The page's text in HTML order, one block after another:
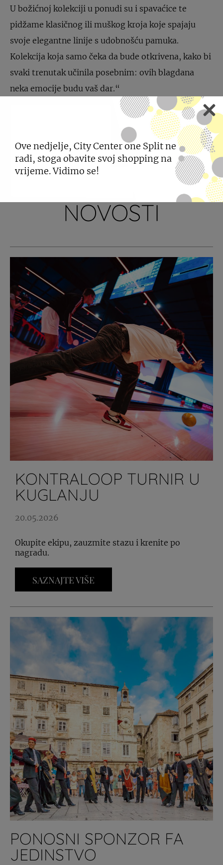
U božićnoj kolekciji u ponudi su i spavaćice te
pidžame klasičnog ili muškog kroja koje spajaju
svoje elegantne linije s udobnošću pamuka.
Kolekcija koja samo čeka da bude otkrivena, kako bi
svaki trenutak učinila posebnim: ovih blagdana
neka emocije budu vaš dar.“
PODIJELI
POGLEDAJTE JOŠ
NOVOSTI
KONTRALOOP TURNIR U
KUGLANJU
20.05.2026
Okupite ekipu, zauzmite stazu i krenite po
nagradu.
SAZNAJTE VIŠE
PONOSNI SPONZOR FA
JEDINSTVO
Ove nedjelje, City Center one Split ne
radi, stoga obavite svoj shopping na
vrijeme. Vidimo se!